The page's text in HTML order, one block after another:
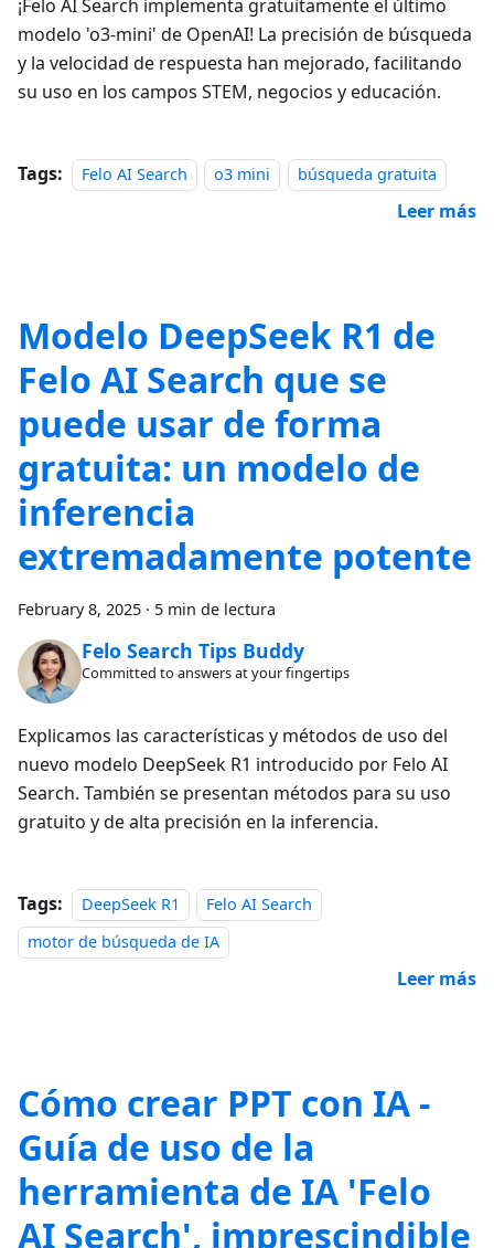
¡Felo AI Search implementa gratuitamente el último
modelo 'o3-mini' de OpenAI! La precisión de búsqueda
y la velocidad de respuesta han mejorado, facilitando
su uso en los campos STEM, negocios y educación.
Tags: Felo AI Search o3 mini búsqueda gratuita
Leer más
Modelo DeepSeek R1 de
Felo AI Search que se
puede usar de forma
gratuita: un modelo de
inferencia
extremadamente potente
February 8, 2025 · 5 min de lectura
Felo Search Tips Buddy
Committed to answers at your fingertips
Explicamos las características y métodos de uso del
nuevo modelo DeepSeek R1 introducido por Felo AI
Search. También se presentan métodos para su uso
gratuito y de alta precisión en la inferencia.
Tags: DeepSeek R1
Felo AI Search
motor de búsqueda de IA
Leer más
Cómo crear PPT con IA -
Guía de uso de la
herramienta de IA 'Felo
AI Search', imprescindible